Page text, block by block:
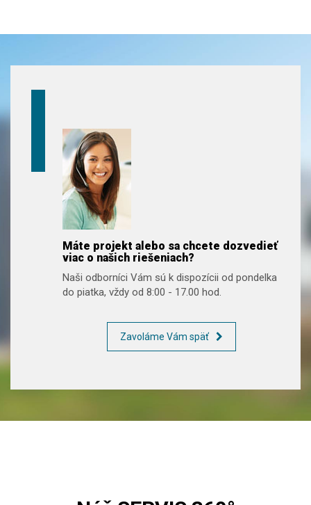
Máte projekt alebo sa chcete dozvedieť
viac o našich riešeniach?
Naši odborníci Vám sú k dispozícii od pondelka
do piatka, vždy od 8:00 - 17.00 hod.
Zavoláme Vám späť